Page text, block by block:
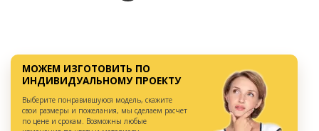
МОЖЕМ ИЗГОТОВИТЬ ПО
ИНДИВИДУАЛЬНОМУ ПРОЕКТУ
Выберите понравившуюся модель, скажите
свои размеры и пожелания, мы сделаем расчет
по цене и срокам. Возможны любые